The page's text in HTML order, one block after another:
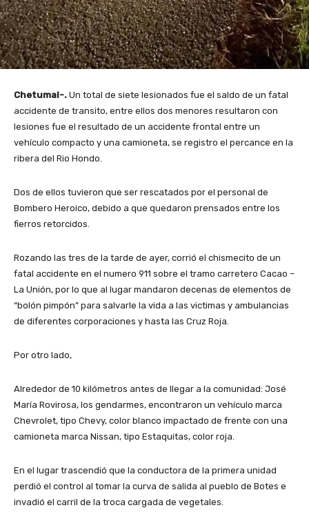
Chetumal-. Un total de siete lesionados fue el saldo de un fatal
accidente de transito, entre ellos dos menores resultaron con
lesiones fue el resultado de un accidente frontal entre un
vehículo compacto y una camioneta, se registro el percance en la
ribera del Rio Hondo.
Dos de ellos tuvieron que ser rescatados por el personal de
Bombero Heroico, debido a que quedaron prensados entre los
fierros retorcidos.
Rozando las tres de la tarde de ayer, corrió el chismecito de un
fatal accidente en el numero 911 sobre el tramo carretero Cacao –
La Unión, por lo que al lugar mandaron decenas de elementos de
“bolón pimpón” para salvarle la vida a las victimas y ambulancias
de diferentes corporaciones y hasta las Cruz Roja.
Por otro lado,
Alrededor de 10 kilómetros antes de llegar a la comunidad: José
María Rovirosa, los gendarmes, encontraron un vehículo marca
Chevrolet, tipo Chevy, color blanco impactado de frente con una
camioneta marca Nissan, tipo Estaquitas, color roja.
En el lugar trascendió que la conductora de la primera unidad
perdió el control al tomar la curva de salida al pueblo de Botes e
invadió el carril de la troca cargada de vegetales.